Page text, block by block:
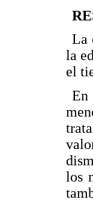
La
la
el
los